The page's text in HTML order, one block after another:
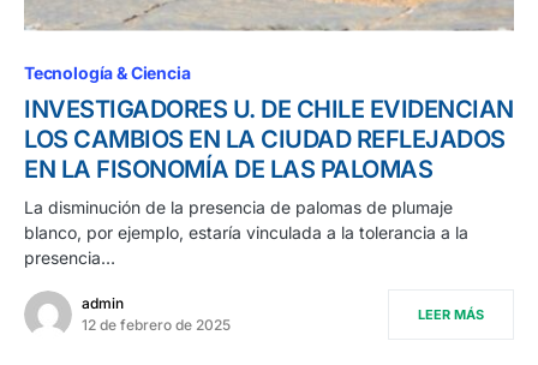
Tecnología & Ciencia
INVESTIGADORES U. DE CHILE EVIDENCIAN
LOS CAMBIOS EN LA CIUDAD REFLEJADOS
EN LA FISONOMÍA DE LAS PALOMAS
La disminución de la presencia de palomas de plumaje
blanco, por ejemplo, estaría vinculada a la tolerancia a la
presencia…
admin
12 de febrero de 2025
LEER MÁS